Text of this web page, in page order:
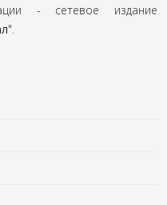
- сетевое издание
".